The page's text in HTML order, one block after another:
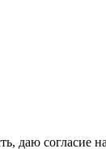
даю согласие